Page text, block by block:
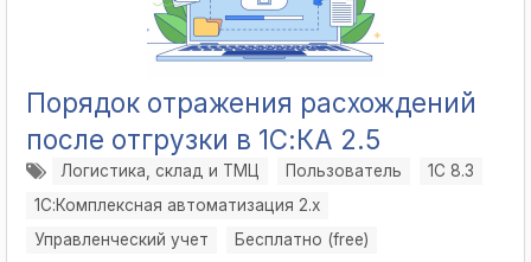
Порядок отражения расхождений
после отгрузки в 1С:КА 2.5
Логистика, склад и ТМЦ Пользователь
1С 8.3
1С:Комплексная автоматизация 2.х
Управленческий учет
Бесплатно (free)